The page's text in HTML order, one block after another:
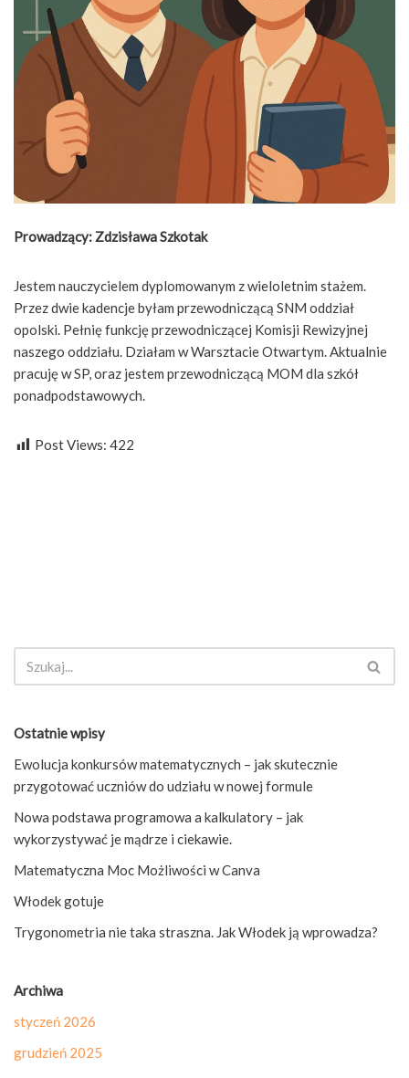
Prowadzący: Zdzisława Szkotak
Jestem nauczycielem dyplomowanym z wieloletnim stażem.
Przez dwie kadencje byłam przewodniczącą SNM oddział
opolski. Pełnię funkcję przewodniczącej Komisji Rewizyjnej
naszego oddziału. Działam w Warsztacie Otwartym. Aktualnie
pracuję w SP, oraz jestem przewodniczącą MOM dla szkół
ponadpodstawowych.
Post Views: 422
Ostatnie wpisy
Ewolucja konkursów matematycznych – jak skutecznie
przygotować uczniów do udziału w nowej formule
Nowa podstawa programowa a kalkulatory – jak
wykorzystywać je mądrze i ciekawie.
Matematyczna Moc Możliwości w Canva
Włodek gotuje
Trygonometria nie taka straszna. Jak Włodek ją wprowadza?
Archiwa
styczeń 2026
grudzień 2025